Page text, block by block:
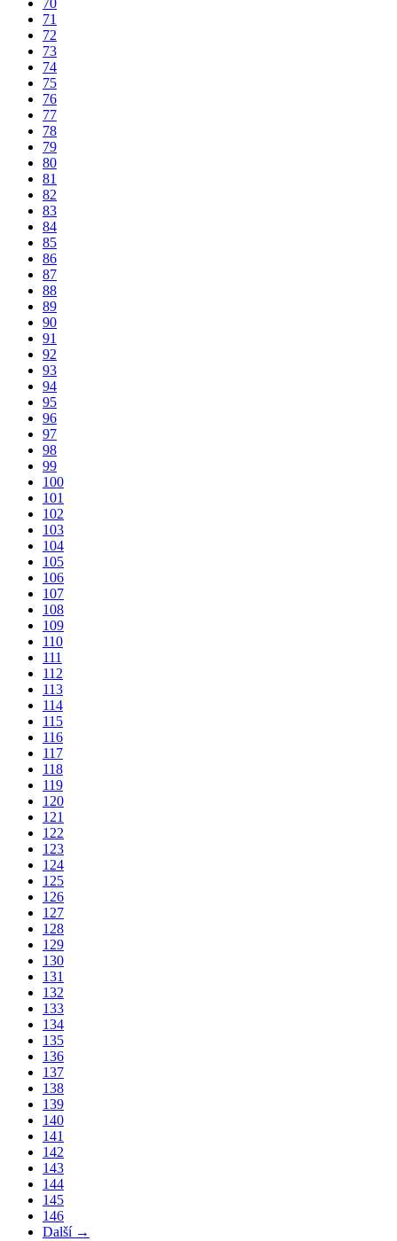
70
71
72
73
74
75
76
77
78
79
80
81
82
83
84
85
86
87
88
89
90
91
92
93
94
95
96
97
98
99
100
101
102
103
104
105
106
107
108
109
110
111
112
113
114
115
116
117
118
119
120
121
122
123
124
125
126
127
128
129
130
131
132
133
134
135
136
137
138
139
140
141
142
143
144
145
146
Další →